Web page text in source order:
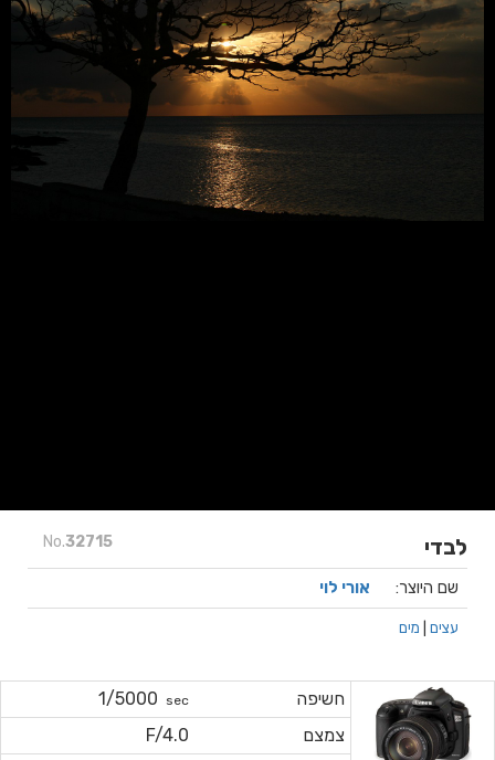
No.32715 לבדי
שם היוצר: אורי לוי
עצים מים
חשיפה sec
1/5000
צמצם
F/4.0